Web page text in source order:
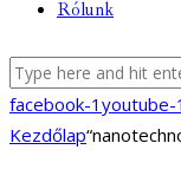
Rólunk
facebook-1 youtube-1
Kezdőlap